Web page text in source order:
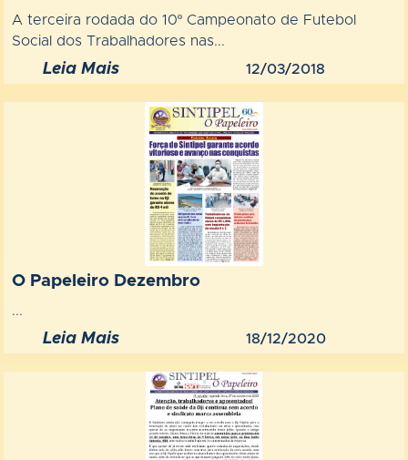
A terceira rodada do 10º Campeonato de Futebol
Social dos Trabalhadores nas...
Leia Mais 12/03/2018
O Papeleiro Dezembro
...
Leia Mais 18/12/2020